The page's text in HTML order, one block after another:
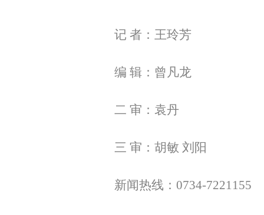
记 者：王玲芳
编 辑：曾凡龙
二 审：袁丹
三 审：胡敏 刘阳
新闻热线：0734-7221155